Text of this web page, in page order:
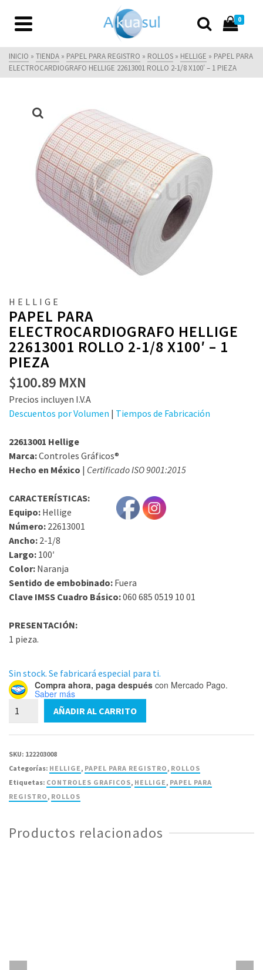
0
INICIO » TIENDA » PAPEL PARA REGISTRO » ROLLOS » HELLIGE » PAPEL PARA
ELECTROCARDIOGRAFO HELLIGE 22613001 ROLLO 2-1/8 X100′ – 1 PIEZA
HELLIGE
PAPEL PARA
ELECTROCARDIOGRAFO HELLIGE
22613001 ROLLO 2-1/8 X100′ – 1
PIEZA
$100.89 MXN
Precios incluyen I.V.A
Descuentos por Volumen | Tiempos de Fabricación
22613001 Hellige
Marca:Controles Gráficos®
Hecho en México | Certificado ISO 9001:2015
CARACTERÍSTICAS:
Equipo: Hellige
Número: 22613001
Ancho: 2-1/8
Largo: 100′
Color: Naranja
Sentido de embobinado: Fuera
Clave IMSS Cuadro Básico:060 685 0519 10 01
PRESENTACIÓN:
1 pieza.
Sin stock. Se fabricará especial para ti.
Compra ahora, paga después con Mercado Pago.
Saber más
Papel
22613001
1/8
-
AÑADIR AL CARRITO
SKU: 122203008
Categorías: HELLIGE, PAPEL PARA REGISTRO, ROLLOS
Etiquetas: CONTROLES GRAFICOS, HELLIGE, PAPEL PARA
REGISTRO, ROLLOS
Productos relacionados